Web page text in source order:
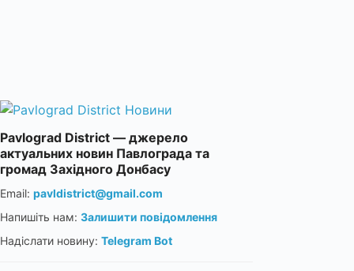
Pavlograd District — джерело
актуальних новин Павлограда та
громад Західного Донбасу
Email: pavldistrict@gmail.com
Напишіть нам: Залишити повідомлення
Надіслати новину: Telegram Bot